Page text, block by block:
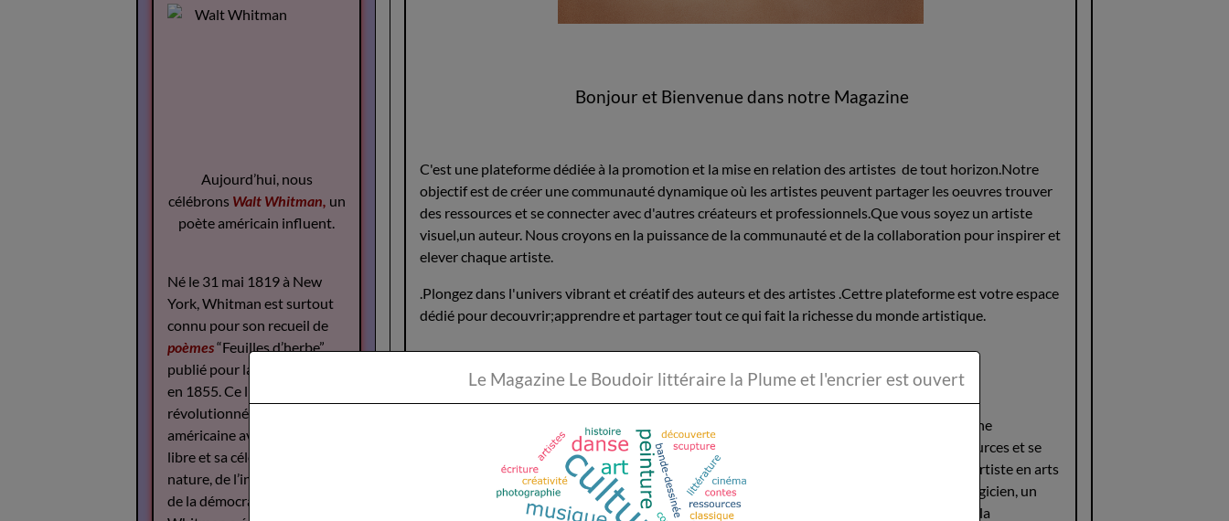
Bonjour et Bienvenue dans notre Magazine
C'est une plateforme dédiée à la promotion et la mise en relation des artistes de tout horizon.Notre
objectif est de créer une communauté dynamique où les artistes peuvent partager les oeuvres trouver
des ressources et se connecter avec d'autres créateurs et professionnels.Que vous soyez un artiste
visuel,un auteur. Nous croyons en la puissance de la communauté et de la collaboration pour inspirer et
elever chaque artiste.
.Plongez dans l'univers vibrant et créatif des auteurs et des artistes .Cettre plateforme est votre espace
dédié pour decouvrir;apprendre et partager tout ce qui fait la richesse du monde artistique.
Rejoignez nous pour decouvrir partager et créér dans un espace où l"Art prend vie.
Promouvoir et mettre en relation les artistes de tout horizon. Notre objectif est de créer une
communauté dynamique où les artistes peuvent partager leurs œuvres, trouver des ressources et se
connecter avec d'autres créateurs et professionnels. Que vous soyez un artiste visuel, un artiste en arts
plastiques, un auteur, un comédien, un danseur, un clown, un musicien, un chanteur, un magicien, un
conteur, un peintre ou un sculpteur, nous croyons en la puissance de la communauté et de la
Aujourd’hui, nous
célébrons Walt Whitman, un
poète américain influent.
Né le 31 mai 1819 à New
York, Whitman est surtout
connu pour son recueil de
poèmes“Feuilles d’herbe”,
publié pour la première fois
en 1855. Ce livre a
révolutionné la poésie
américaine avec son style
libre et sa célébration de la
nature, de l’individualité et
de la démocratie.
Le Magazine Le Boudoir littéraire la Plume et l'encrier est ouvert